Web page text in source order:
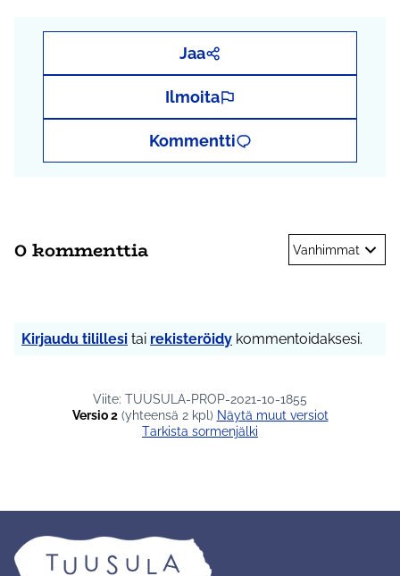
Jaa
Ilmoita
Kommentti
0 kommenttia Vanhimmat
Kirjaudu tilillesi tai rekisteröidy kommentoidaksesi.
Viite: TUUSULA-PROP-2021-10-1855
Versio 2(yhteensä 2 kpl)
näytä muut versiot
Tarkista sormenjälki